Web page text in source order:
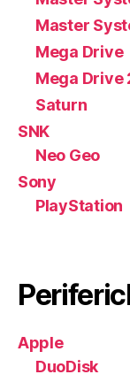
Master
Mega Drive
Mega Drive
Saturn
SNK
Neo Geo
Sony
PlayStation
Apple
DuoDisk